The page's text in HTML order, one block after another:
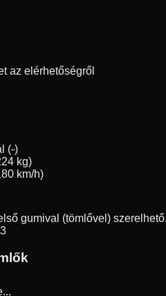
az elérhetőségről
(-)
kg)
km/h)
gumival (tömlővel)